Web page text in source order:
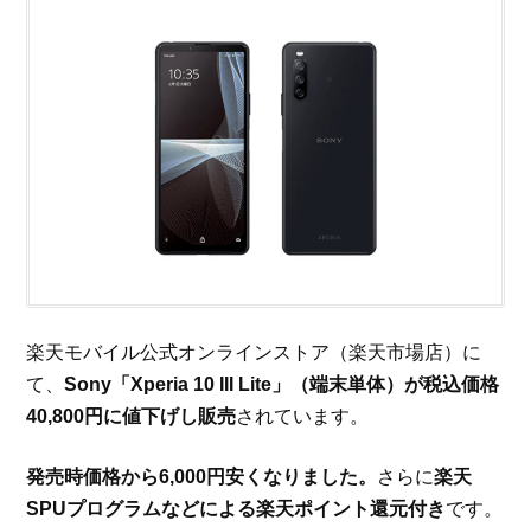
楽天モバイル公式オンラインストア（楽天市場店）に
て、Sony「Xperia 10 III Lite」（端末単体）が税込価格
40,800円に値下げし販売されています。
発売時価格から6,000円安くなりました。 さらに楽天
SPUプログラムなどによる楽天ポイント還元付きです。